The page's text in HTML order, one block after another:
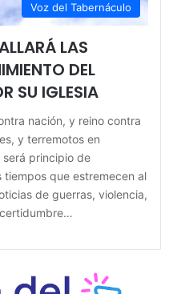
Voz del Tabernáculo
LAS
DEL
SU IGLESIA
nación, y reino contra
y terremotos en
principio de
que estremecen al
de guerras, violencia,